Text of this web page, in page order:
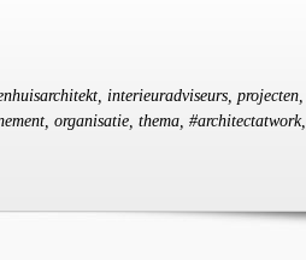
interieuradviseurs, projecten,
organisatie, thema, #architectatwork,